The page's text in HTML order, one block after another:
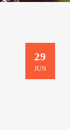
29
JUN